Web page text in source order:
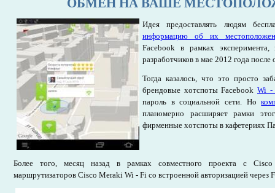
ОБМЕН НА ВАШЕ
Идея предоставлять людям
информацию об их
Facebook в рамках эксперимента,
разработчиков в мае 2012 года после
Тогда казалось, что это просто
брендовые хотспоты Facebook Wi -
пароль в социальной сети. Но
планомерно расширяет рамки
фирменные хотспоты в кафетериях
Более того, месяц назад в рамках совместного проекта с
маршрутизаторов Cisco Meraki Wi - Fi со встроенной авторизацией через